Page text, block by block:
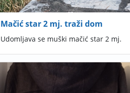
Mačić star 2 mj. traži dom
Udomljava se muški mačić star 2 mj.